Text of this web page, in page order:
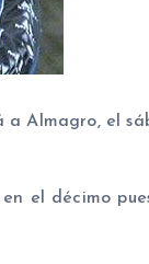
Almagro, el
el décimo